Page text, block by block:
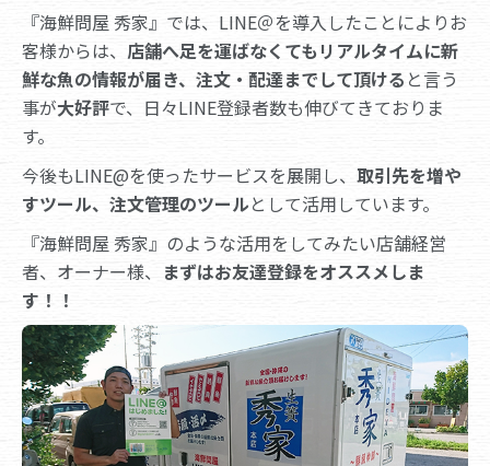
『海鮮問屋 秀家』では、LINE＠を導入したことによりお
客様からは、 店舗へ足を運ばなくてもリアルタイムに新
鮮な魚の情報が届き、注文・配達までして頂ける と言う
事が大好評で、日々LINE登録者数も伸びてきておりま
す。
今後もLINE@を使ったサービスを展開し、 取引先を増や
すツール、注文管理のツールとして活用しています。
『海鮮問屋 秀家』のような活用をしてみたい店舗経営
者、オーナー様、 まずはお友達登録をオススメしま
す！！